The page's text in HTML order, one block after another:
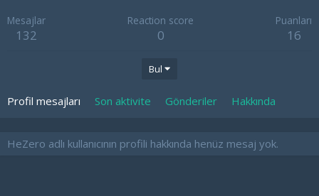
Mesajlar
132
Reaction score
0
Puanları
16
Bul
Profil mesajları Son aktivite Gönderiler Hakkında
HeZero adlı kullanıcının profili hakkında henüz mesaj yok.